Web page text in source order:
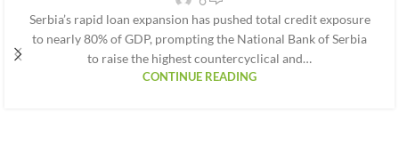
Serbia’s rapid loan expansion has pushed total credit exposure
to nearly 80% of GDP, prompting the National Bank of Serbia
to raise the highest countercyclical and…
CONTINUE READING